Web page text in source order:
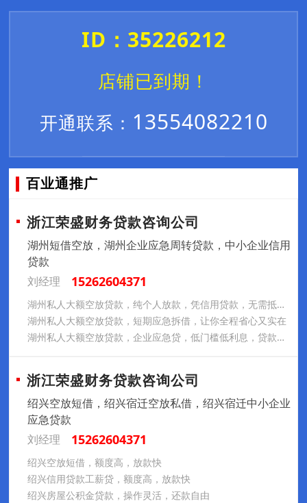
ID：35226212
店铺已到期！
开通联系： 13554082210
百业通推广
浙江荣盛财务贷款咨询公司
湖州短借空放，湖州企业应急周转贷款，中小企业信用
贷款
刘经理
15262604371
湖州私人大额空放贷款，纯个人放款，凭信用贷款，无需抵押担保
湖州私人大额空放贷款，短期应急拆借，让你全程省心又实在
湖州私人大额空放贷款，企业应急贷，低门槛低利息，贷款更容易
浙江荣盛财务贷款咨询公司
绍兴空放短借，绍兴宿迁空放私借，绍兴宿迁中小企业
应急贷款
刘经理
15262604371
绍兴空放短借，额度高，放款快
绍兴信用贷款工薪贷，额度高，放款快
绍兴房屋公积金贷款，操作灵活，还款自由